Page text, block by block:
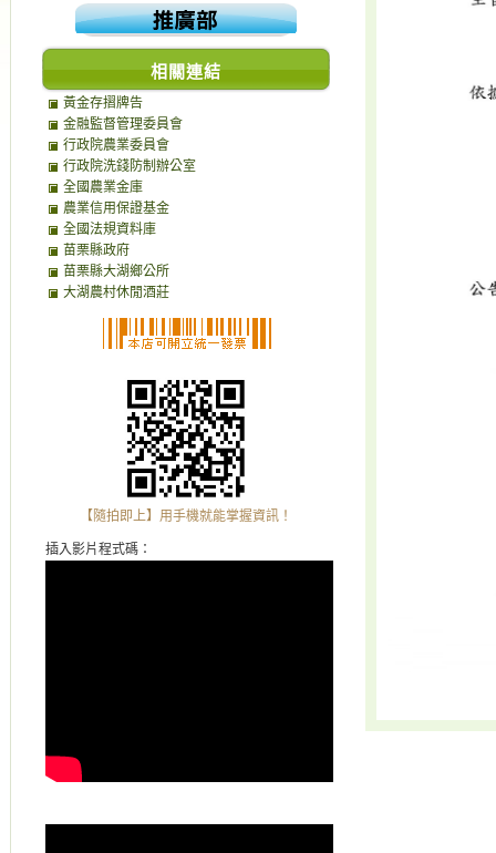
相關連結
黃金存摺牌告
金融監督管理委員會
行政院農業委員會
行政院洗錢防制辦公室
全國農業金庫
農業信用保證基金
全國法規資料庫
苗栗縣政府
苗栗縣大湖鄉公所
大湖農村休閒酒莊
【隨拍即上】用手機就能掌握資訊！
插入影片程式碼：